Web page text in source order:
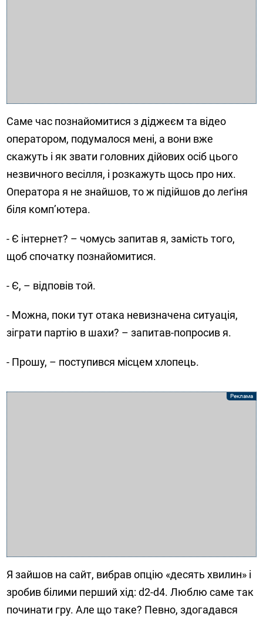
Саме час познайомитися з діджеєм та відео
оператором, подумалося мені, а вони вже
скажуть і як звати головних дійових осіб цього
незвичного весілля, і розкажуть щось про них.
Оператора я не знайшов, то ж підійшов до леґіня
біля комп’ютера.
- Є інтернет? – чомусь запитав я, замість того,
щоб спочатку познайомитися.
- Є, – відповів той.
- Можна, поки тут отака невизначена ситуація,
зіграти партію в шахи? – запитав-попросив я.
- Прошу, – поступився місцем хлопець.
Я зайшов на сайт, вибрав опцію «десять хвилин» і
зробив білими перший хід: d2-d4. Люблю саме так
починати гру. Але що таке? Певно, здогадався